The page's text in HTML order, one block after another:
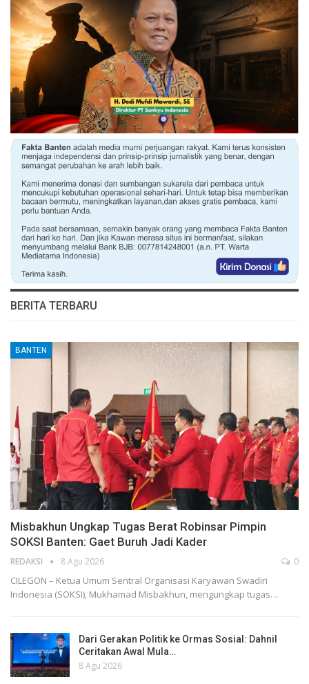
BERITA TERBARU
BANTEN
Misbakhun Ungkap Tugas Berat Robinsar Pimpin
SOKSI Banten: Gaet Buruh Jadi Kader
REDAKSI 8 Agu 2026 0
CILEGON – Ketua Umum Sentral Organisasi Karyawan Swadiri
Indonesia (SOKSI), Mukhamad Misbakhun, mengungkap tugas…
Dari Gerakan Politik ke Ormas Sosial: Dahnil
Ceritakan Awal Mula…
8 Agu 2026